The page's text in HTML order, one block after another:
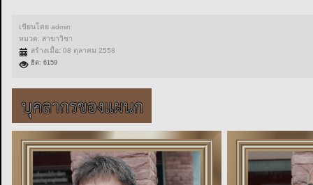
เขียนโดยadmin
หมวด: สาขาวิชา
สร้างเมื่อ: 08 ตุลาคม 2558
ฮิต: 6159